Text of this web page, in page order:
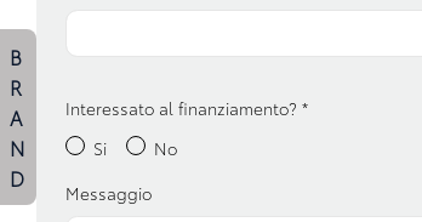
Sistema di guida assistita
riscaldabili
Volante in pelle
Interessato al finanziamento? *
Si
No
Messaggio
B
R
A
N
D